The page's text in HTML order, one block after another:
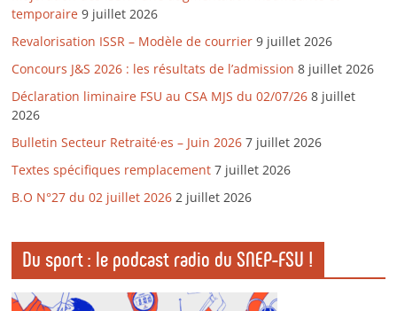
temporaire 9 juillet 2026
Revalorisation ISSR – Modèle de courrier 9 juillet 2026
Concours J&S 2026 : les résultats de l’admission 8 juillet 2026
Déclaration liminaire FSU au CSA MJS du 02/07/26 8 juillet
2026
Bulletin Secteur Retraité·es – Juin 2026 7 juillet 2026
Textes spécifiques remplacement 7 juillet 2026
B.O N°27 du 02 juillet 2026 2 juillet 2026
Du sport : le podcast radio du SNEP-FSU !